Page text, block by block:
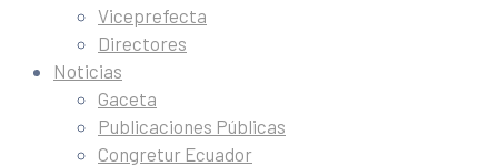
Viceprefecta
Directores
Noticias
Gaceta
Publicaciones Públicas
Congretur Ecuador